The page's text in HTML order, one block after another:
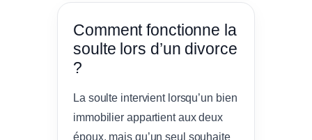
Comment fonctionne la
soulte lors d’un divorce
?
La soulte intervient lorsqu’un bien
immobilier appartient aux deux
époux, mais qu’un seul souhaite